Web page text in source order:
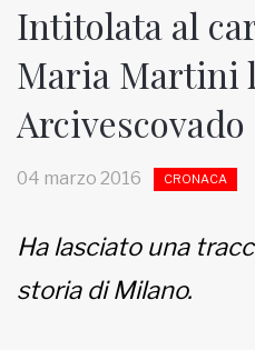
HOME
Inviateci le vostre segnalazioni
Intitolata al
Maria Martini
Arcivescovado
04 marzo 2016 CRONACA
Ha lasciato una
storia di Milano.